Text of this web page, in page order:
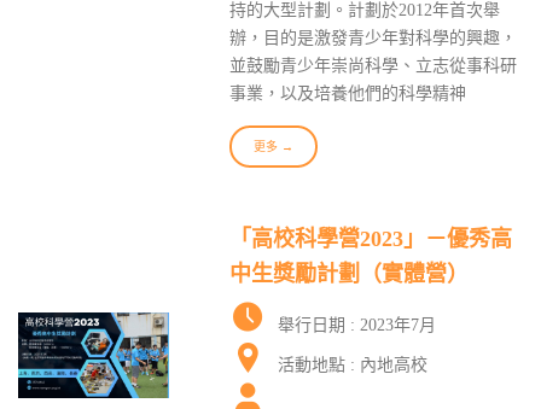
持的大型計劃。計劃於2012年首次舉
辦，目的是激發青少年對科學的興趣，
並鼓勵青少年崇尚科學、立志從事科研
事業，以及培養他們的科學精神
更多 →
「高校科學營2023」－優秀高
中生獎勵計劃（實體營）
舉行日期 : 2023年7月
活動地點 : 內地高校